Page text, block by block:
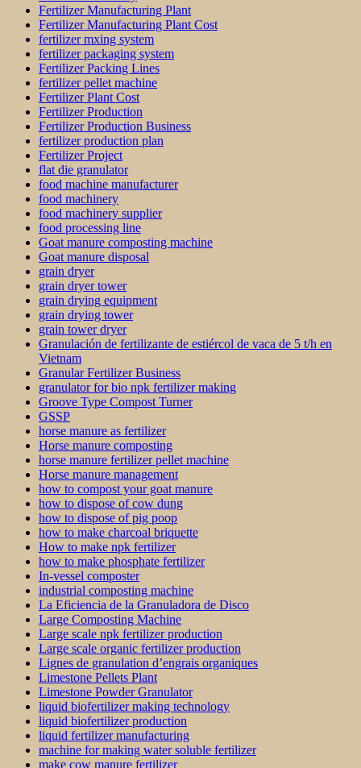
Fertilizer Manufacturing Plant
Fertilizer Manufacturing Plant Cost
fertilizer mxing system
fertilizer packaging system
Fertilizer Packing Lines
fertilizer pellet machine
Fertilizer Plant Cost
Fertilizer Production
Fertilizer Production Business
fertilizer production plan
Fertilizer Project
flat die granulator
food machine manufacturer
food machinery
food machinery supplier
food processing line
Goat manure composting machine
Goat manure disposal
grain dryer
grain dryer tower
grain drying equipment
grain drying tower
grain tower dryer
Granulación de fertilizante de estiércol de vaca de 5 t/h en
Vietnam
Granular Fertilizer Business
granulator for bio npk fertilizer making
Groove Type Compost Turner
GSSP
horse manure as fertilizer
Horse manure composting
horse manure fertilizer pellet machine
Horse manure management
how to compost your goat manure
how to dispose of cow dung
how to dispose of pig poop
how to make charcoal briquette
How to make npk fertilizer
how to make phosphate fertilizer
In-vessel composter
industrial composting machine
La Eficiencia de la Granuladora de Disco
Large Composting Machine
Large scale npk fertilizer production
Large scale organic fertilizer production
Lignes de granulation d’engrais organiques
Limestone Pellets Plant
Limestone Powder Granulator
liquid biofertilizer making technology
liquid biofertilizer production
liquid fertilizer manufacturing
machine for making water soluble fertilizer
make cow manure fertilizer